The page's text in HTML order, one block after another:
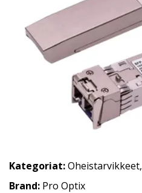
Kategoriat:Oheistarvikkeet,
Brand: Pro Optix